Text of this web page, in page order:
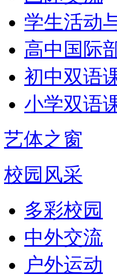
学生活动
高中国际
初中双语
小学双语
艺体之窗
校园风采
多彩校园
中外交流
户外运动